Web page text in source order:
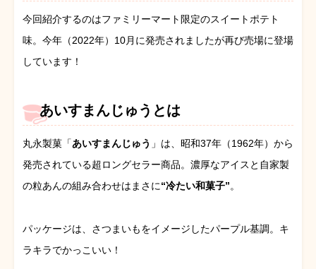
今回紹介するのはファミリーマート限定のスイートポテト
味。今年（2022年）10月に発売されましたが再び売場に登場
しています！
あいすまんじゅうとは
丸永製菓「あいすまんじゅう 」は、昭和37年（1962年）から
発売されている超ロングセラー商品。濃厚なアイスと自家製
の粒あんの組み合わせはまさに“冷たい和菓子”。
パッケージは、さつまいもをイメージしたパープル基調。キ
ラキラでかっこいい！